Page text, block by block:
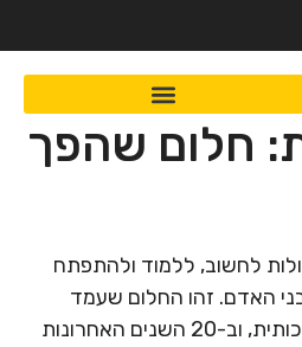
חלום שהפך
לחשוב, ללמוד ולהתפתח
האדם. זהו החלום שעמד
בבסיס תחום הבינה המלאכותית, וב-20 השנים האחרונות